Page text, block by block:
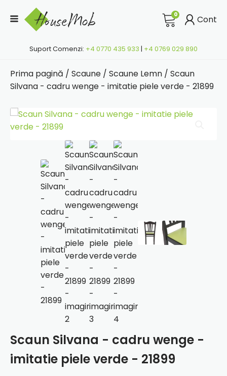
0 Cont
Suport Comenzi: +4 0770 435 933 | +4 0769 029 890
Prima pagină / Scaune / Scaune Lemn / Scaun
Silvana - cadru wenge - imitatie piele verde - 21899
Scaun Silvana - cadru wenge -
imitatie piele verde - 21899